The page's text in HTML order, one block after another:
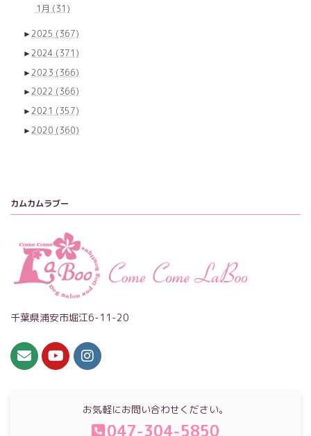
1月 (31)
►2025 (367)
►2024 (371)
►2023 (366)
►2022 (366)
►2021 (357)
►2020 (360)
カムカムラブー
千葉県浦安市堀江6-11-20
お気軽にお問い合わせください。
047-304-5850